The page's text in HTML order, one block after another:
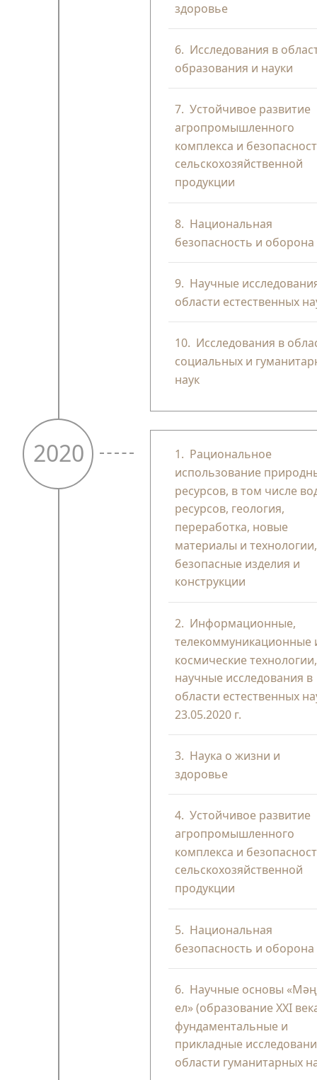
здоровье
6. Исследования в
образования и науки
7.Устойчивое развитие
агропромышленного
комплекса и
сельскохозяйственной
продукции
8. Национальная
безопасность и оборона
9. Научные
области естественных
10. Исследования в
социальных и
наук
2020 1. Рациональное
использование
ресурсов, в том числе
ресурсов, геология,
переработка, новые
материалы и технологии,
безопасные изделия и
конструкции
2. Информационные,
телекоммуникационные
космические технологии,
научные исследования в
области естественных
23.05.2020 г.
3. Наука о жизни и
здоровье
4.Устойчивое развитие
агропромышленного
комплекса и
сельскохозяйственной
продукции
5. Национальная
безопасность и оборона
6. Научные основы
ел» (образование XXI
фундаментальные и
прикладные
области гуманитарных